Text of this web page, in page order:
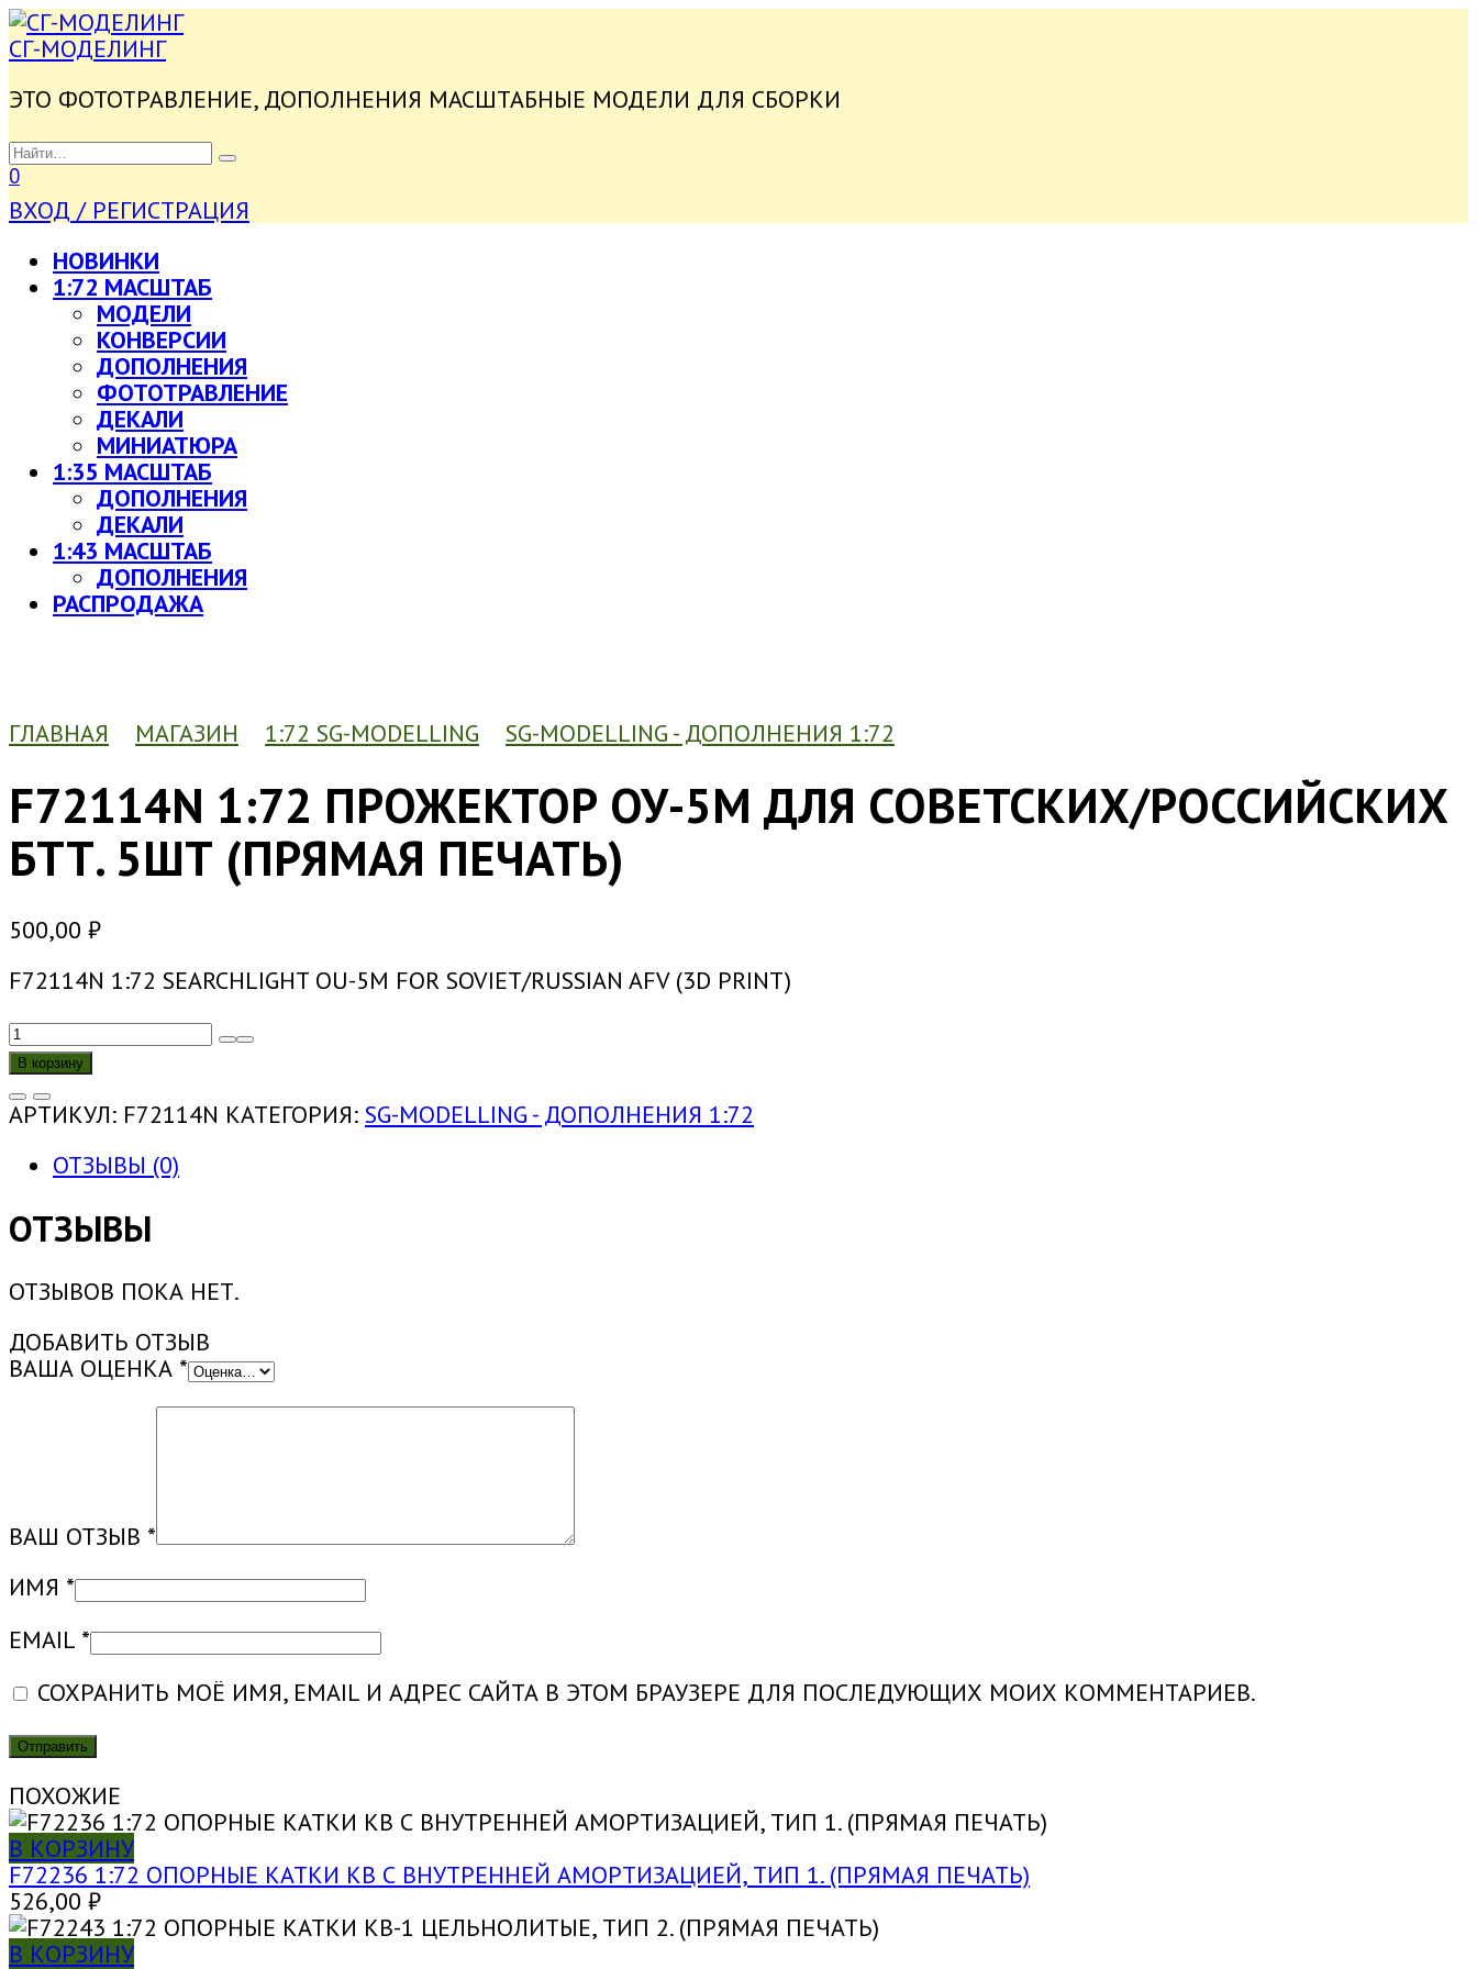
ПЕРЕЙТИ
К
СГ-МОДЕЛИНГ
ЭТО ФОТОТРАВЛЕНИЕ, ДОПОЛНЕНИЯ МАСШТАБНЫЕ МОДЕЛИ ДЛЯ СБОРКИ
SEARCH
FOR:
0
ВХОД / РЕГИСТРАЦИЯ
НОВИНКИ
1:72 МАСШТАБ
МОДЕЛИ
КОНВЕРСИИ
ДОПОЛНЕНИЯ
ФОТОТРАВЛЕНИЕ
ДЕКАЛИ
МИНИАТЮРА
1:35 МАСШТАБ
ДОПОЛНЕНИЯ
ДЕКАЛИ
1:43 МАСШТАБ
ДОПОЛНЕНИЯ
РАСПРОДАЖА
ГЛАВНАЯ МАГАЗИН 1:72 SG-MODELLING SG-MODELLING - ДОПОЛНЕНИЯ 1:72
F72114N 1:72 ПРОЖЕКТОР ОУ-5М ДЛЯ СОВЕТСКИХ/РОССИЙСКИХ
БТТ. 5ШТ (ПРЯМАЯ ПЕЧАТЬ)
500,00 ₽
F72114N 1:72 SEARCHLIGHT OU-5M FOR SOVIET/RUSSIAN AFV (3D PRINT)
КОЛИЧЕСТВО
ТОВАРА
F72114N
1:72
ОУ-5М
ДЛЯ
СОВЕТСКИХ/
РОССИЙСКИХ
5ШТ
ПЕЧАТЬ)
В корзину
АРТИКУЛ: F72114N КАТЕГОРИЯ: SG-MODELLING - ДОПОЛНЕНИЯ 1:72
ОТЗЫВЫ (0)
ОТЗЫВЫ
ОТЗЫВОВ ПОКА НЕТ.
ДОБАВИТЬ ОТЗЫВ
ВАША ОЦЕНКА *
ВАШ ОТЗЫВ *
ИМЯ *
EMAIL *
СОХРАНИТЬ МОЁ ИМЯ, EMAIL И АДРЕС САЙТА В ЭТОМ БРАУЗЕРЕ ДЛЯ ПОСЛЕДУЮЩИХ МОИХ КОММЕНТАРИЕВ.
ПОХОЖИЕ
В КОРЗИНУ
F72236 1:72 ОПОРНЫЕ КАТКИ КВ С ВНУТРЕННЕЙ АМОРТИЗАЦИЕЙ, ТИП 1. (ПРЯМАЯ ПЕЧАТЬ)
526,00 ₽
В КОРЗИНУ